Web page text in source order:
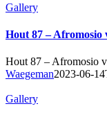
Gallery
Hout 87 – Afromosio
Hout 87 – Afromosio
Waegeman2023-06-
Gallery